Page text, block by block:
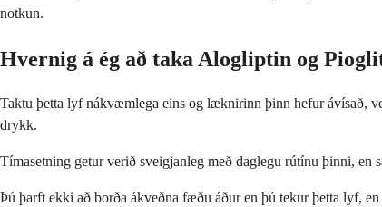
notkun.
Hvernig á ég að taka Alogliptin og
Taktu þetta lyf nákvæmlega eins og læknirinn þinn hefur ávísað,
drykk.
Tímasetning getur verið sveigjanleg með daglegu rútínu þinni, en
Þú þarft ekki að borða ákveðna fæðu áður en þú tekur þetta lyf,